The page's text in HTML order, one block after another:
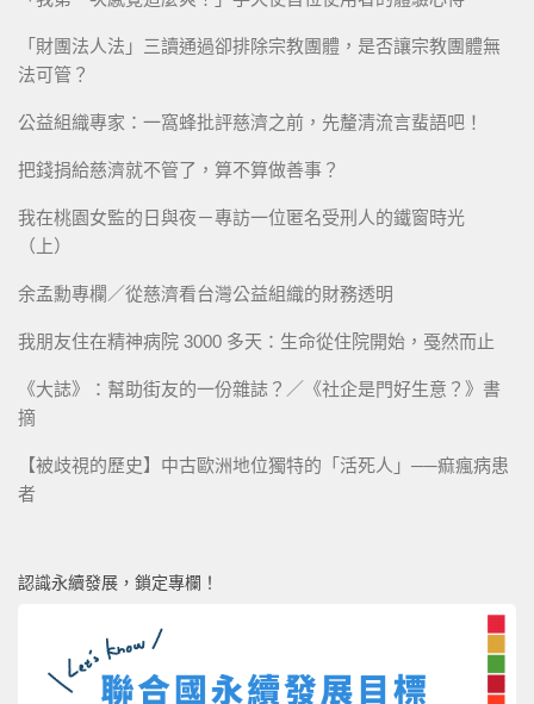
「財團法人法」三讀通過卻排除宗教團體，是否讓宗教團體無
法可管？
公益組織專家：一窩蜂批評慈濟之前，先釐清流言蜚語吧！
把錢捐給慈濟就不管了，算不算做善事？
我在桃園女監的日與夜－專訪一位匿名受刑人的鐵窗時光
（上）
余孟勳專欄／從慈濟看台灣公益組織的財務透明
我朋友住在精神病院 3000 多天：生命從住院開始，戞然而止
《大誌》：幫助街友的一份雜誌？／《社企是門好生意？》書
摘
【被歧視的歷史】中古歐洲地位獨特的「活死人」──痲瘋病患
者
認識永續發展，鎖定專欄！